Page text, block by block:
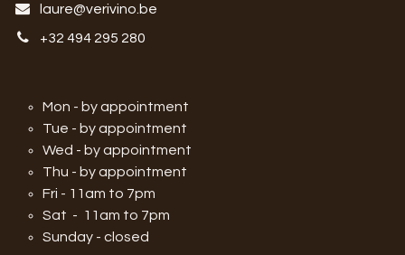
laure@verivino.be
+32 494 295 280
Mon - by appointment
Tue - by appointment
Wed - by appointment
Thu - by appointment
Fri - 11am to 7pm
Sat - 11am to 7pm
Sunday - closed